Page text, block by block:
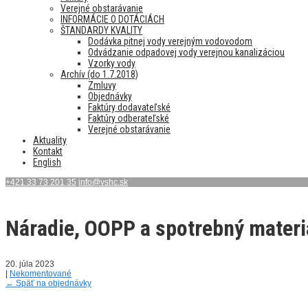
Verejné obstarávanie
INFORMÁCIE O DOTÁCIÁCH
ŠTANDARDY KVALITY
Dodávka pitnej vody verejným vodovodom
Odvádzanie odpadovej vody verejnou kanalizáciou
Vzorky vody
Archív (do 1.7.2018)
Zmluvy
Objednávky
Faktúry dodavateľské
Faktúry odberateľské
Verejné obstarávanie
Aktuality
Kontakt
English
+421 33 73 201 35 info@vshc.sk
Náradie, OOPP a spotrebný
20. júla 2023
Nekomentované
← Späť na objednávky